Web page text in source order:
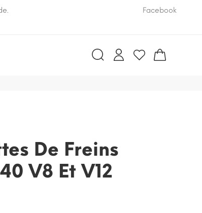
Pensez à nous communiquer le numéro VIN
Facebook
De Freins
V8 Et V12